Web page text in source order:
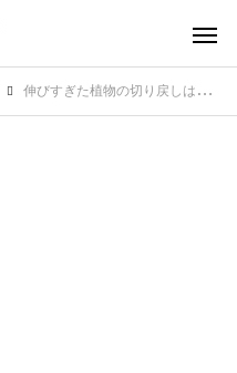
伸びすぎた植物の切り戻しはどうする？暴れた姿を整える方法